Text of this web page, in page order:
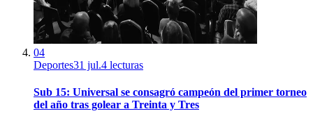
04
Deportes31 jul.4 lecturas
Sub 15: Universal se consagró campeón del primer torneo
del año tras golear a Treinta y Tres